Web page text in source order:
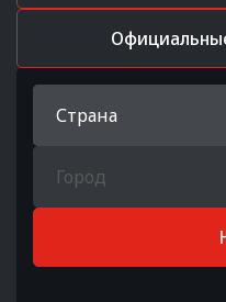
Страна
Город